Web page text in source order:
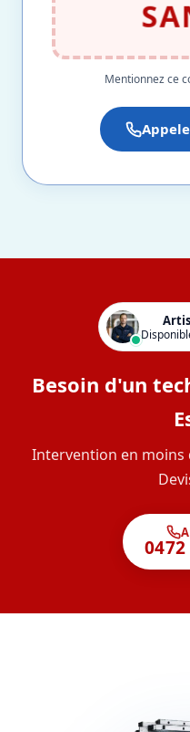
Mentionnez ce
Besoin d'un
Intervention en moins